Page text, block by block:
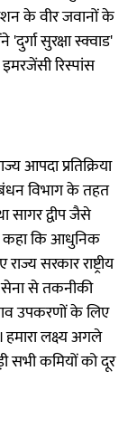
के वीर जवानों के
सुरक्षा स्क्वाड'
रिस्पांस
आपदा प्रतिक्रिया
विभाग के तहत
सागर द्वीप जैसे
कहा कि आधुनिक
सरकार राष्ट्रीय
सेना से तकनीकी
उपकरणों के लिए
लक्ष्य अगले
सभी कमियों को दूर